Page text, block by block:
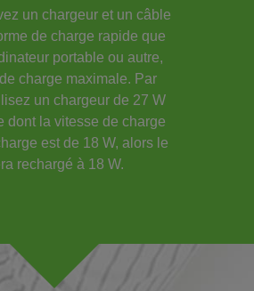
un chargeur et un câble
de charge rapide que
portable ou autre,
charge maximale. Par
un chargeur de 27 W
dont la vitesse de charge
est de 18 W, alors le
rechargé à 18 W.